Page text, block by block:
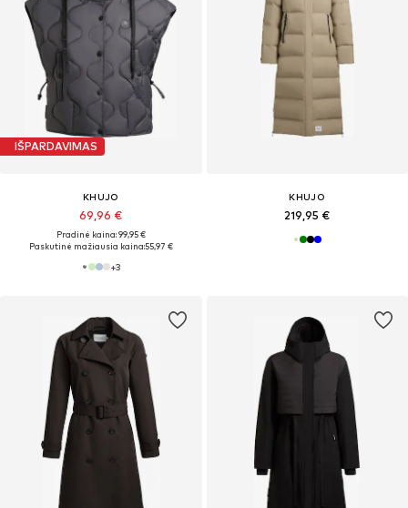
IŠPARDAVIMAS
KHUJO
69,96 €
Pradinė kaina: 99,95 €
Paskutinė mažiausia kaina:55,97 €
+3
KHUJO
219,95 €